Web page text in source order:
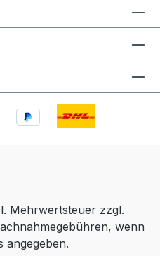
Mehrwertsteuer zzgl.
wenn
angegeben.